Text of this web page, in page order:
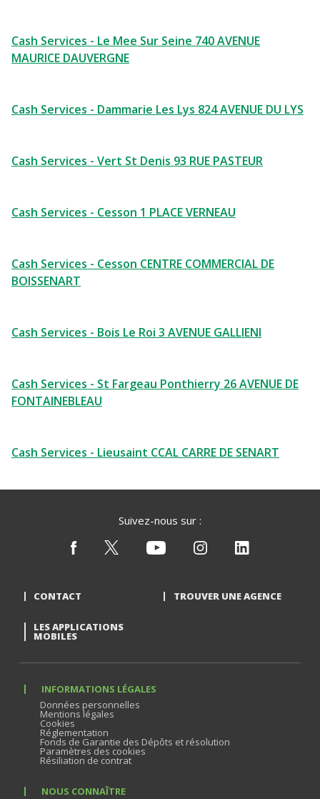
Cash Services - Le Mee Sur Seine 740 AVENUE
MAURICE DAUVERGNE
Cash Services - Dammarie Les Lys 824 AVENUE DU LYS
Cash Services - Vert St Denis 93 RUE PASTEUR
Cash Services - Cesson 1 PLACE VERNEAU
Cash Services - Cesson CENTRE COMMERCIAL DE
BOISSENART
Cash Services - Bois Le Roi 3 AVENUE GALLIENI
Cash Services - St Fargeau Ponthierry 26 AVENUE DE
FONTAINEBLEAU
Cash Services - Lieusaint CCAL CARRE DE SENART
Suivez-nous sur :
CONTACT TROUVER UNE AGENCE
LES APPLICATIONS
MOBILES
INFORMATIONS LÉGALES
Données personnelles
Mentions légales
Cookies
Réglementation
Fonds de Garantie des Dépôts et résolution
Paramètres des cookies
Résiliation de contrat
NOUS CONNAÎTRE